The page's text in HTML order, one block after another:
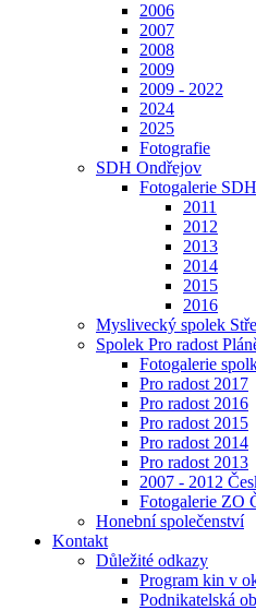
2006
2007
2008
2009
2009 - 2022
2024
2025
Fotografie
SDH Ondřejov
Fotogalerie
2011
2012
2013
2014
2015
2016
Myslivecký spolek
Spolek Pro radost
Fotogalerie
Pro radost 2017
Pro radost 2016
Pro radost 2015
Pro radost 2014
Pro radost 2013
2007 - 2012
Fotogalerie ZO
Honební společenství
Kontakt
Důležité odkazy
Program kin v
Podnikatelská